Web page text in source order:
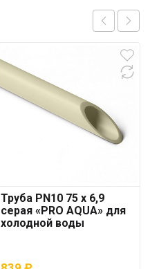
Труба PN10 75 x 6,9
серая «PRO AQUA» для
холодной воды